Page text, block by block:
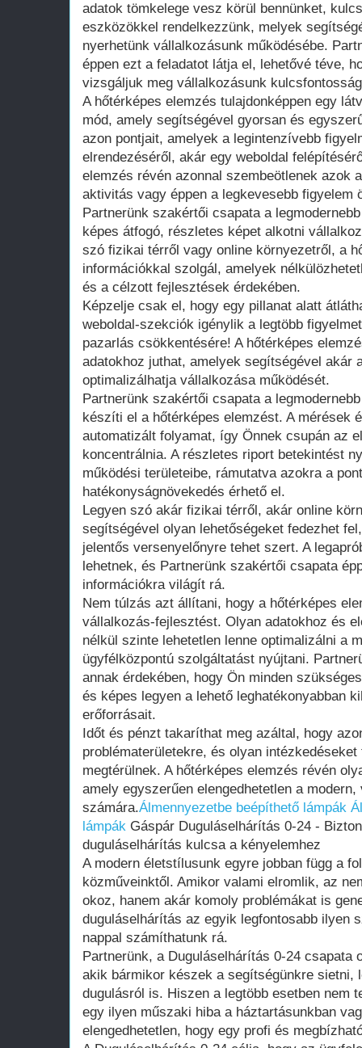
adatok tömkelege vesz körül bennünket,
eszközökkel rendelkezzünk, melyek
nyerhetünk vállalkozásunk működésébe.
éppen ezt a feladatot látja el, lehetővé téve,
vizsgáljuk meg vállalkozásunk
A hőtérképes elemzés tulajdonképpen egy
mód, amely segítségével gyorsan és
azon pontjait, amelyek a legintenzívebb
elrendezéséről, akár egy weboldal
elemzés révén azonnal szembeötlenek azok
aktivitás vagy éppen a legkevesebb figyelem
Partnerünk szakértői csapata a
képes átfogó, részletes képet alkotni
szó fizikai térről vagy online környezetről, a
információkkal szolgál, amelyek
és a célzott fejlesztések érdekében.
Képzelje csak el, hogy egy pillanat alatt
weboldal-szekciók igénylik a legtöbb
pazarlás csökkentésére! A hőtérképes
adatokhoz juthat, amelyek segítségével akár
optimalizálhatja vállalkozása működését.
Partnerünk szakértői csapata a
készíti el a hőtérképes elemzést. A mérések
automatizált folyamat, így Önnek csupán az
koncentrálnia. A részletes riport betekintést
működési területeibe, rámutatva azokra a
hatékonyságnövekedés érhető el.
Legyen szó akár fizikai térről, akár online
segítségével olyan lehetőségeket fedezhet
jelentős versenyelőnyre tehet szert. A
lehetnek, és Partnerünk szakértői csapata
információkra világít rá.
Nem túlzás azt állítani, hogy a hőtérképes
vállalkozás-fejlesztést. Olyan adatokhoz és
nélkül szinte lehetetlen lenne optimalizálni a
ügyfélközpontú szolgáltatást nyújtani.
annak érdekében, hogy Ön minden
és képes legyen a lehető leghatékonyabban
erőforrásait.
Időt és pénzt takaríthat meg azáltal, hogy
problématerületekre, és olyan
megtérülnek. A hőtérképes elemzés révén
amely egyszerűen elengedhetetlen a
számára.Álmennyezetbe beépíthető lámpák
lámpák Gáspár Duguláselhárítás 0-24 -
duguláselhárítás kulcsa a kényelemhez
A modern életstílusunk egyre jobban függ a
közműveinktől. Amikor valami elromlik, az
okoz, hanem akár komoly problémákat is
duguláselhárítás az egyik legfontosabb ilyen
nappal számíthatunk rá.
Partnerünk, a Duguláselhárítás 0-24 csapata
akik bármikor készek a segítségünkre sietni,
dugulásról is. Hiszen a legtöbb esetben nem
egy ilyen műszaki hiba a háztartásunkban
elengedhetetlen, hogy egy profi és